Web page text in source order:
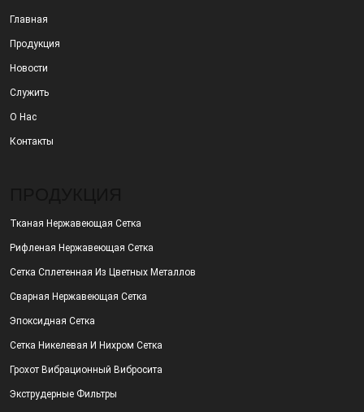
Главная
Продукция
Новости
Служить
О Нас
Контакты
Тканая Нержавеющая Сетка
Рифленая Нержавеющая Сетка
Сетка Сплетенная Из Цветных Металлов
Сварная Нержавеющая Сетка
Эпоксидная Сетка
Сетка Никелевая И Нихром Сетка
Грохот Вибрационный Вибросита
Экструдерные Фильтры